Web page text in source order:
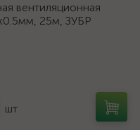
вентиляционная
25м, ЗУБР
шт